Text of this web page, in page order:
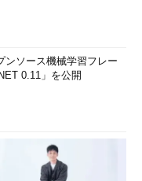
ンソース機械学習フレー
0.11」を公開